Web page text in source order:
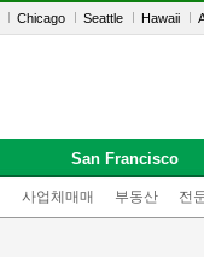
Chicago Seattle Hawaii
사업체매매 부동산 전
San Francisco